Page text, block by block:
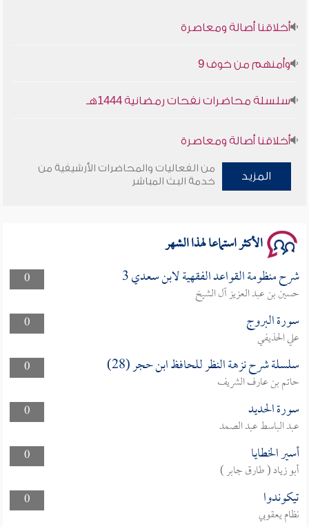
أخلاقنا أصالة ومعاصرة
وأمنهم من خوف 9
سلسلة محاضرات نفحات رمضانية 1444هـ
أخلاقنا أصالة ومعاصرة
وأمنهم من خوف 9
المزيد
من الفعاليات والمحاضرات الأرشيفية من
خدمة البث المباشر
الأكثر استماعا لهذا الشهر
0 شرح منظومة القواعد الفقهية لابن سعدي 3
حسين بن عبد العزيز آل الشيخ
0
سورة البروج
علي الحذيفي
0
سلسلة شرح نزهة النظر للحافظ ابن حجر (28)
حاتم بن عارف الشريف
0
سورة الحديد
عبد الباسط عبد الصمد
0
أسير الخطايا
أبو زياد ( طارق جابر )
0
تيكوندوا
نظام يعقوبي